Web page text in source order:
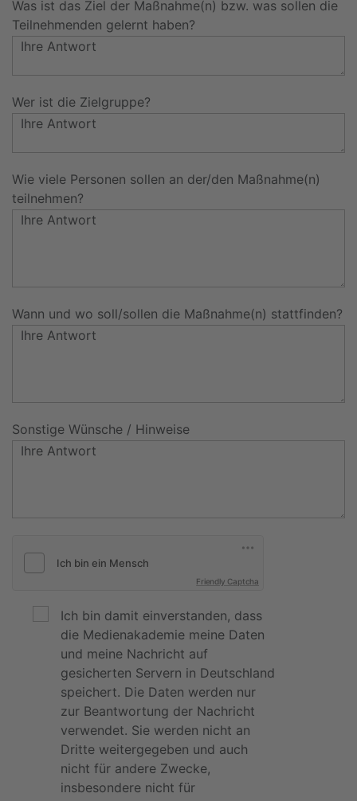
Was ist das Ziel der Maßnahme(n) bzw. was sollen die
Teilnehmenden gelernt haben?
Wer ist die Zielgruppe?
Wie viele Personen sollen an der/den Maßnahme(n)
teilnehmen?
Wann und wo soll/sollen die Maßnahme(n) stattfinden?
Sonstige Wünsche / Hinweise
Friendly Captcha
Ich bin damit einverstanden, dass
die Medienakademie meine Daten
und meine Nachricht auf
gesicherten Servern in Deutschland
speichert. Die Daten werden nur
zur Beantwortung der Nachricht
verwendet. Sie werden nicht an
Dritte weitergegeben und auch
nicht für andere Zwecke,
insbesondere nicht für